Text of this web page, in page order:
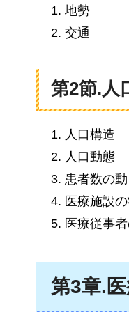
地勢
交通
第2節.人
人口構造
人口動態
患者数の動
医療施設
医療従事
第3章.